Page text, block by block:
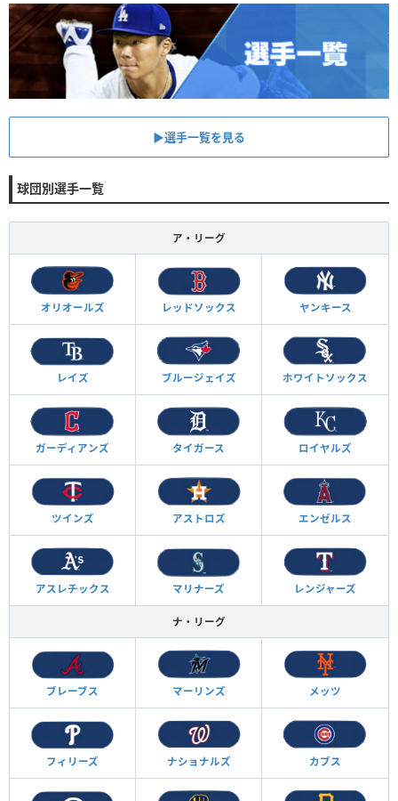
▶︎選手一覧を見る
球団別選手一覧
ア・リーグ
オリオールズ レッドソックス ヤンキース
レイズ ブルージェイズ ホワイトソックス
ガーディアンズ タイガース ロイヤルズ
ツインズ アストロズ エンゼルス
アスレチックス マリナーズ レンジャーズ
ナ・リーグ
ブレーブス マーリンズ メッツ
フィリーズ ナショナルズ カブス